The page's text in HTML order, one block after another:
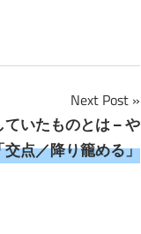
Next Post
ていたものとは – や
点／降り籠める」